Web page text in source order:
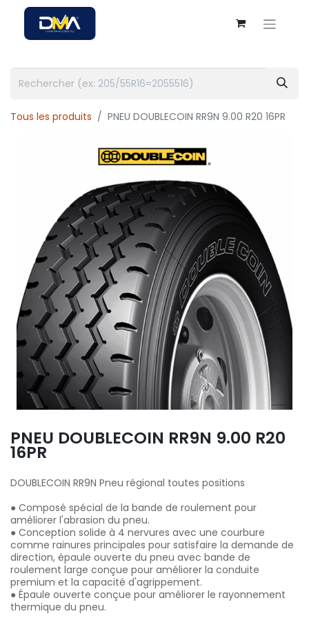
Tous les produits PNEU DOUBLECOIN RR9N 9.00 R20 16PR
PNEU DOUBLECOIN RR9N 9.00 R20
16PR
DOUBLECOIN RR9N Pneu régional toutes positions
● Composé spécial de la bande de roulement pour
améliorer l'abrasion du pneu.
● Conception solide à 4 nervures avec une courbure
comme rainures principales pour satisfaire la demande de
direction, épaule ouverte du pneu avec bande de
roulement large conçue pour améliorer la conduite
premium et la capacité d'agrippement.
● Épaule ouverte conçue pour améliorer le rayonnement
thermique du pneu.